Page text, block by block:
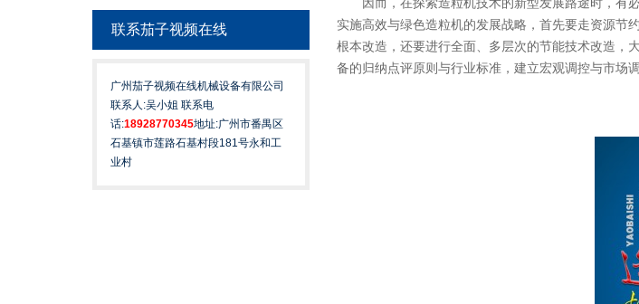
联系茄子视频在线
广州茄子视频在线机械设备有限公司
联系人:吴小姐 联系电
话:18928770345地址:广州市番禺区
石基镇市莲路石基村段181号永和工
业村
因而，在探索造粒机技术的新型发展路途时，有必
实施高效与绿色造粒机的发展战略，首先要走资源节约
根本改造，还要进行全面、多层次的节能技术改造
备的归纳点评原则与行业标准，建立宏观调控与市场调节